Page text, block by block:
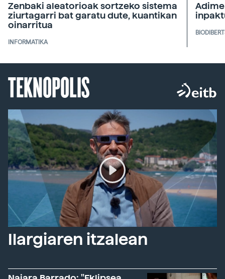
Zenbaki aleatorioak sortzeko sistema
ziurtagarri bat garatu dute, kuantikan
oinarritua
INFORMATIKA
TEKNOPOLIS
Ilargiaren itzalean